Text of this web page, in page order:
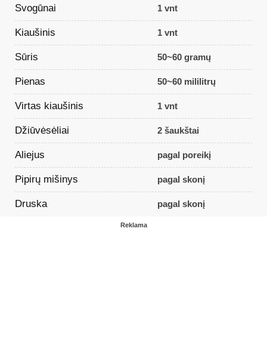
Svogūnai 1 vnt
Kiaušinis 1 vnt
Sūris 50~60 gramų
Pienas 50~60 mililitrų
Virtas kiaušinis 1 vnt
Džiūvėsėliai 2 šaukštai
Aliejus pagal poreikį
Pipirų mišinys pagal skonį
Druska pagal skonį
Reklama